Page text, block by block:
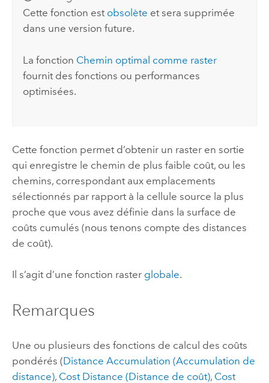
Cette fonction est obsolète et sera supprimée
dans une version future.
La fonction Chemin optimal comme raster
fournit des fonctions ou performances
optimisées.
Cette fonction permet d’obtenir un raster en sortie
qui enregistre le chemin de plus faible coût, ou les
chemins, correspondant aux emplacements
sélectionnés par rapport à la cellule source la plus
proche que vous avez définie dans la surface de
coûts cumulés (nous tenons compte des distances
de coût).
Il s’agit d’une fonction raster globale.
Remarques
Une ou plusieurs des fonctions de calcul des coûts
pondérés (Distance Accumulation (Accumulation de
distance), Cost Distance (Distance de coût), Cost